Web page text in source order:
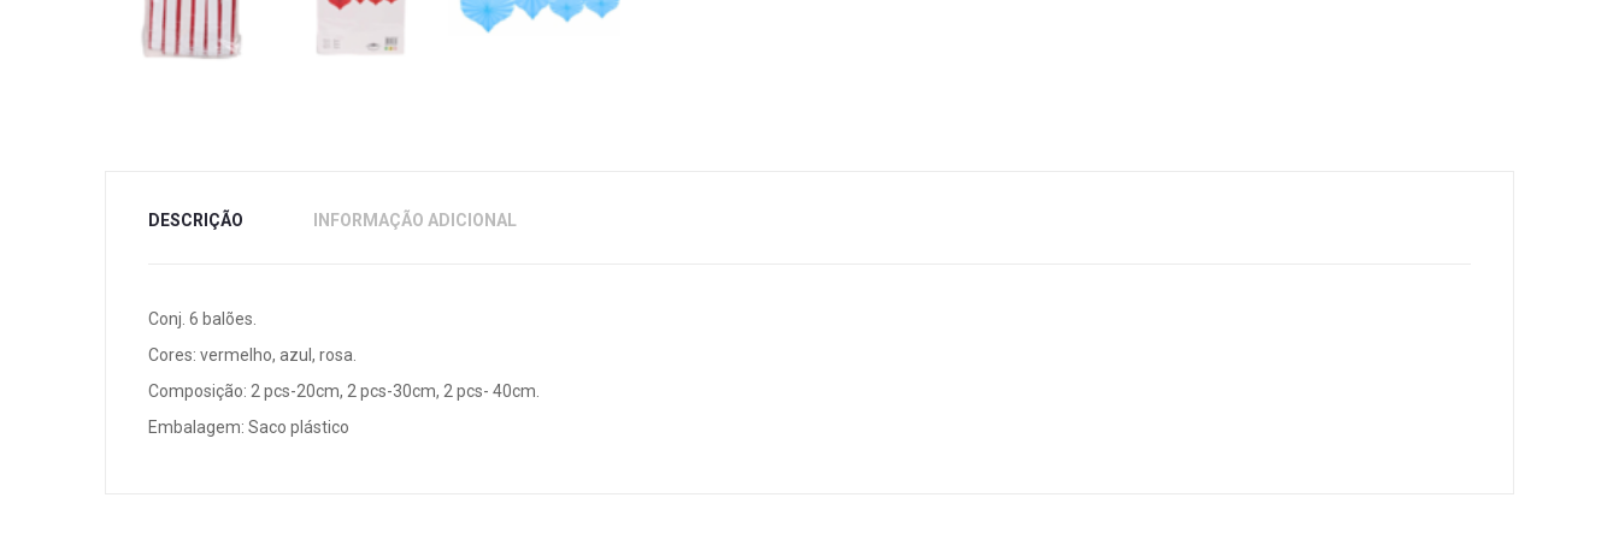
DESCRIÇÃO INFORMAÇÃO ADICIONAL
Conj. 6 balões.
Cores: vermelho, azul, rosa.
Composição: 2 pcs-20cm, 2 pcs-30cm, 2 pcs- 40cm.
Embalagem: Saco plástico